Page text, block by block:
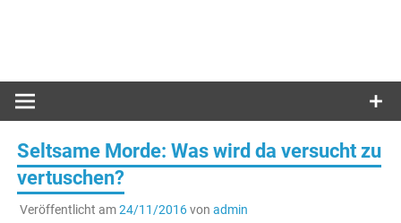
Seltsame Morde: Was wird da versucht zu
vertuschen?
Veröffentlicht am24/11/2016von admin